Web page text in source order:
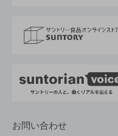
採用情報
お問い合わせ